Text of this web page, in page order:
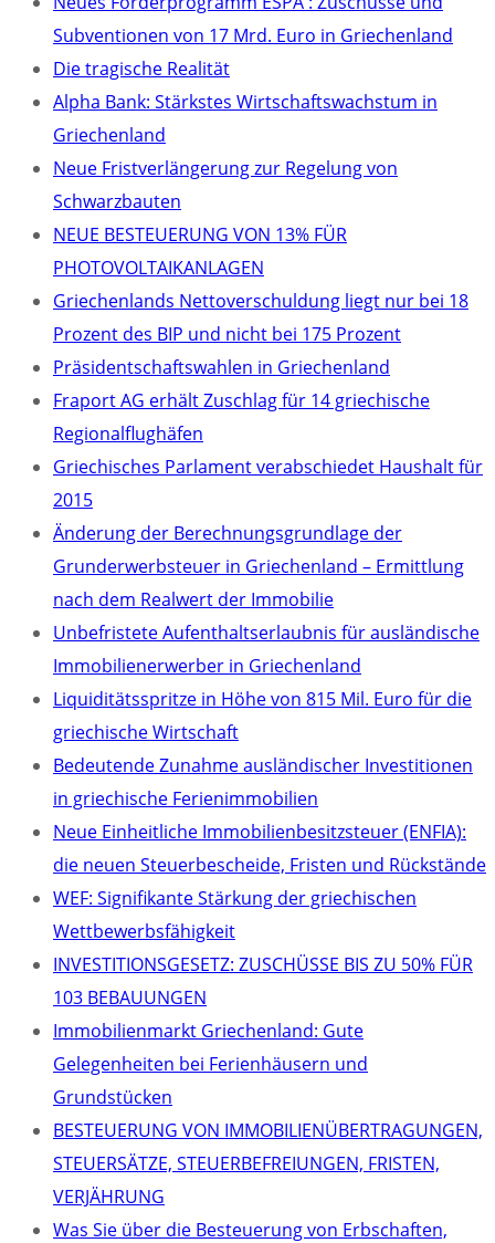
Subventionen von 17 Mrd. Euro in Griechenland
Die tragische Realität
Alpha Bank: Stärkstes Wirtschaftswachstum in
Griechenland
Neue Fristverlängerung zur Regelung von
Schwarzbauten
NEUE BESTEUERUNG VON 13% FÜR
PHOTOVOLTAIKANLAGEN
Griechenlands Nettoverschuldung liegt nur bei 18
Prozent des BIP und nicht bei 175 Prozent
Präsidentschaftswahlen in Griechenland
Fraport AG erhält Zuschlag für 14 griechische
Regionalflughäfen
Griechisches Parlament verabschiedet Haushalt für
2015
Änderung der Berechnungsgrundlage der
Grunderwerbsteuer in Griechenland – Ermittlung
nach dem Realwert der Immobilie
Unbefristete Aufenthaltserlaubnis für ausländische
Immobilienerwerber in Griechenland
Liquiditätsspritze in Höhe von 815 Mil. Euro für die
griechische Wirtschaft
Bedeutende Zunahme ausländischer Investitionen
in griechische Ferienimmobilien
Neue Einheitliche Immobilienbesitzsteuer (ENFIA):
die neuen Steuerbescheide, Fristen und Rückstände
WEF: Signifikante Stärkung der griechischen
Wettbewerbsfähigkeit
INVESTITIONSGESETZ: ZUSCHÜSSE BIS ZU 50% FÜR
103 BEBAUUNGEN
Immobilienmarkt Griechenland: Gute
Gelegenheiten bei Ferienhäusern und
Grundstücken
BESTEUERUNG VON IMMOBILIENÜBERTRAGUNGEN,
STEUERSÄTZE, STEUERBEFREIUNGEN, FRISTEN,
VERJÄHRUNG
Was Sie über die Besteuerung von Erbschaften,